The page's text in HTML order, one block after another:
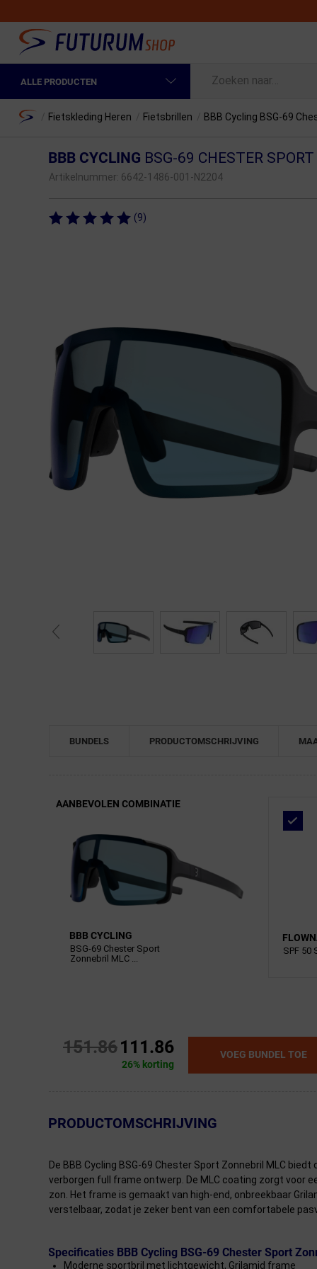
ALLE PRODUCTEN
Fietskleding Heren
Fietsonderdelen
Fietstrainers
Hardlopen
Overige sporten & cadeaubon
Nieuw bij FuturumShop...
Home Fietskleding Heren Fietsbrillen BBB Cycling BSG-69
BBB CYCLING BSG-69 CHESTER
Artikelnummer: 6642-1486-001-N2204
(9)
BUNDELS PRODUCTOMSCHRIJVING
AANBEVOLEN COMBINATIE
BBB CYCLING
BSG-69 Chester Sport
Zonnebril MLC ...
SPF 50
151.86111.86
26% korting
VOEG BUNDEL TOE
← Terug naar productnavigatie
PRODUCTOMSCHRIJVING
De BBB Cycling BSG-69 Chester Sport Zonnebril MLC
verborgen full frame ontwerp. De MLC coating zorgt voor
zon. Het frame is gemaakt van high-end, onbreekbaar
verstelbaar, zodat je zeker bent van een comfortabele
Specificaties BBB Cycling BSG-69 Chester Sport
Moderne sportbril met lichtgewicht, Grilamid frame